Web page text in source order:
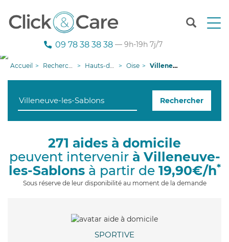
T
n
g
i
o
n
09 78 38 38 38 — 9h-19h 7j/7
Accueil Recherche aide à domicile Hauts-de-France Oise Villeneuve-les-Sablons
Rechercher
271 aides à domicile
peuvent intervenir à Villeneuve-
les-Sablonsà partir de 19,90€/h*
Sous réserve de leur disponibilité au moment de la demande
SPORTIVE